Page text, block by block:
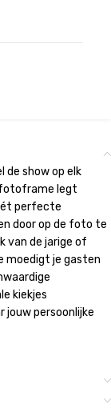
de show op elk
legt
perfecte
door op de foto te
van de jarige of
moedigt je gasten
kiekjes
persoonlijke